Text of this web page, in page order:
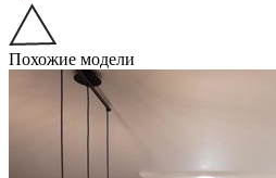
Похожие модели